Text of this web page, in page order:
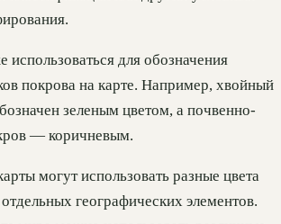
использоваться для обозначения
покрова на карте. Например, хвойный
зеленым цветом, а почвенно-
— коричневым.
могут использовать разные цвета
географических элементов.